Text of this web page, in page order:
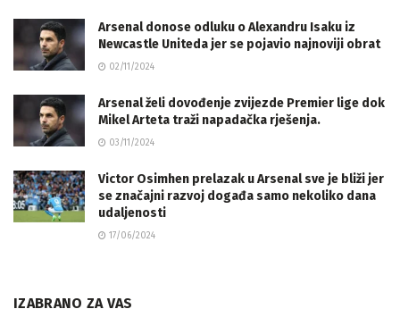
Arsenal donose odluku o Alexandru Isaku iz
Newcastle Uniteda jer se pojavio najnoviji obrat
02/11/2024
Arsenal želi dovođenje zvijezde Premier lige dok
Mikel Arteta traži napadačka rješenja.
03/11/2024
Victor Osimhen prelazak u Arsenal sve je bliži jer
se značajni razvoj događa samo nekoliko dana
udaljenosti
17/06/2024
IZABRANO ZA VAS